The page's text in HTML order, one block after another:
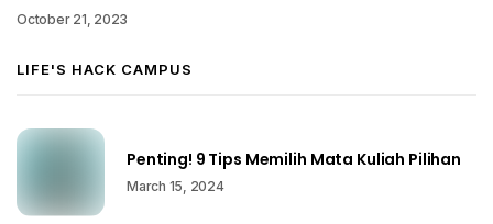
October 21, 2023
LIFE'S HACK CAMPUS
Penting! 9 Tips Memilih Mata Kuliah Pilihan
March 15, 2024